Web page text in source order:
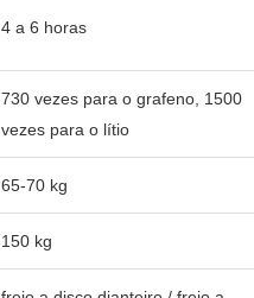
4 a 6 horas
730 vezes para o grafeno, 1500
vezes para o lítio
65-70 kg
150 kg